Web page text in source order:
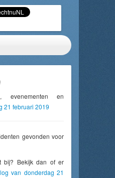
evenementen en
21 februari 2019
gevonden voor
bij? Bekijk dan of er
van donderdag 21